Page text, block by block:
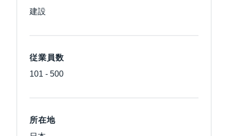
建設
従業員数
101 - 500
所在地